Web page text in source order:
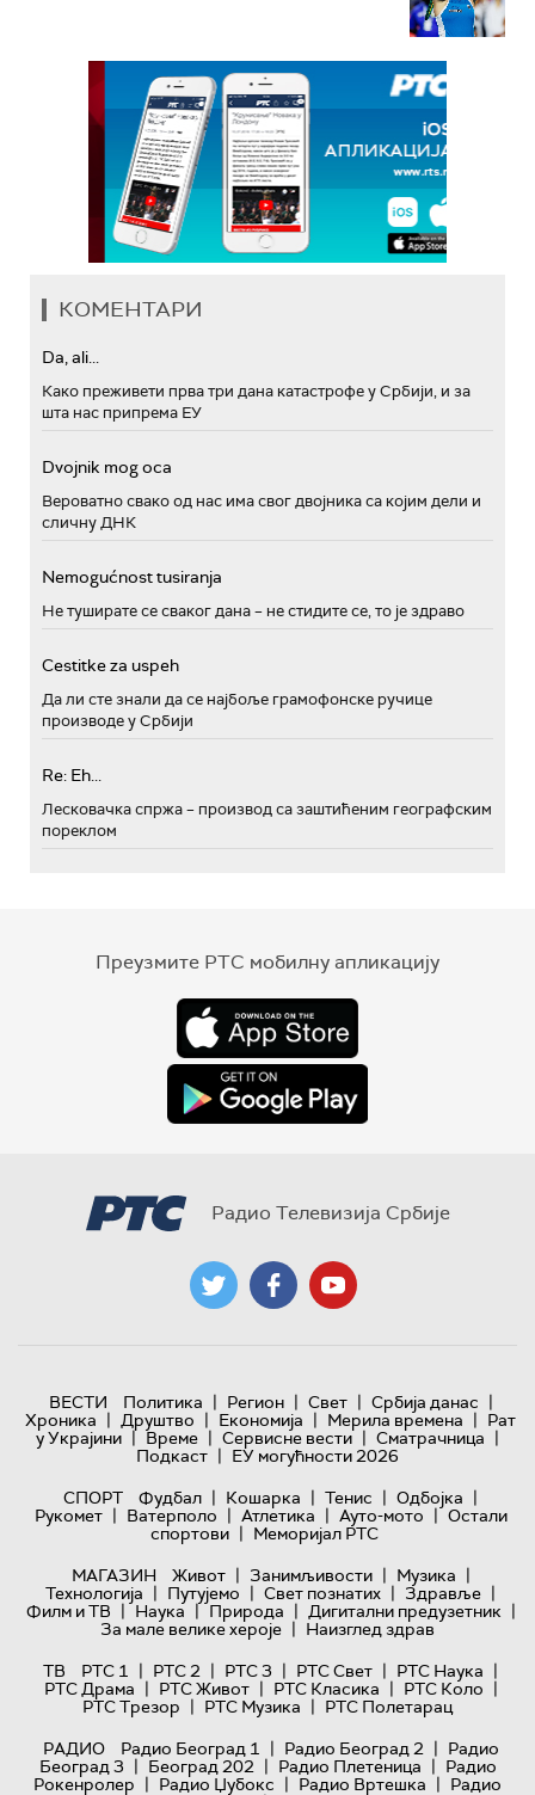
КОМЕНТАРИ
Da, ali...
Како преживети прва три дана катастрофе у Србији, и за
шта нас припрема ЕУ
Dvojnik mog oca
Вероватно свако од нас има свог двојника са којим дели и
сличну ДНК
Nemogućnost tusiranja
Не туширате се сваког дана – не стидите се, то је здраво
Cestitke za uspeh
Да ли сте знали да се најбоље грамофонске ручице
производе у Србији
Re: Eh...
Лесковачка спржа – производ са заштићеним географским
пореклом
Преузмите РТС мобилну апликацију
Радио Телевизија Србије
ВЕСТИ Политика | Регион | Свет | Србија данас |
Хроника | Друштво | Економија | Мерила времена | Рат
у Украјини | Време | Сервисне вести | Сматрачница |
Подкаст | ЕУ могућности 2026
СПОРТ
Фудбал | Кошарка | Тенис | Одбојка |
Рукомет | Ватерполо | Атлетика | Ауто-мото | Остали
спортови | Меморијал РТС
МАГАЗИН
Живот | Занимљивости | Музика |
Технологијa | Путујемо | Свет познатих | Здравље |
Филм и ТВ | Наука | Природа | Дигитални предузетник |
За мале велике хероје | Наизглед здрав
ТВ
РТС 1 | РТС 2 | РТС 3 | РТС Свет | РТС Наука |
РТС Драма | РТС Живот | РТС Класика | РТС Коло |
РТС Трезор | РТС Музика | РТС Полетарац
РАДИО
Радио Београд 1 | Радио Београд 2 | Радио
Београд 3 | Београд 202 | Радио Плетеница | Радио
Рокенролер | Радио Џубокс | Радио Вртешка | Радио